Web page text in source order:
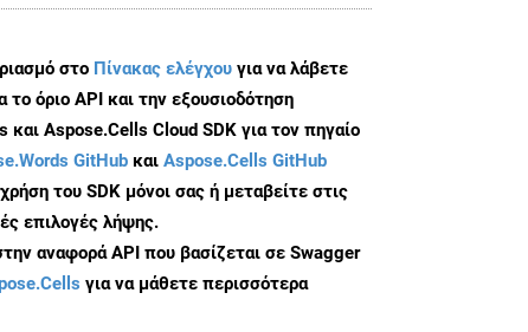
στο Πίνακας ελέγχου για να λάβετε
το όριο API και την εξουσιοδότηση
Aspose.Cells Cloud SDK για τον πηγαίο
GitHub και Aspose.Cells GitHub
του SDK μόνοι σας ή μεταβείτε στις
επιλογές λήψης.
αναφορά API που βασίζεται σε Swagger
για να μάθετε περισσότερα